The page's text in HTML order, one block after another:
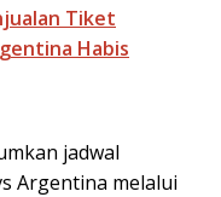
Tiket
Habis
jadwal
Argentina melalui